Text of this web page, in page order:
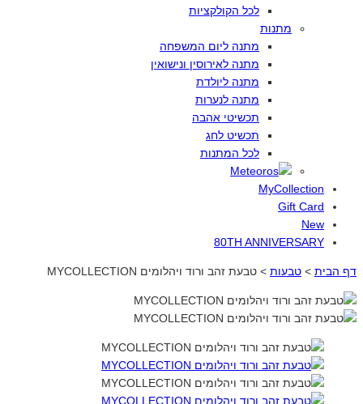
לכל הקולקציות
מתנות
מתנה ליום המשפחה
מתנה לאירוסין ונישואין
מתנה ליולדת
מתנה לנערות
תכשיטי אהבה
תכשיט לחג
לכל המתנות
MyCollection
Gift Card
New
80TH ANNIVERSARY
דף הבית > טבעות > טבעת זהב ורוד ויהלומים MYCOLLECTION